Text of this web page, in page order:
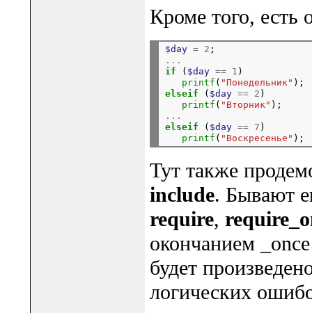
Кроме того, есть
$day = 2
...
if ( $day == 1 )
printf ( "Понедельник"
elseif ( $day == 2 )
printf ( "Вторник"
...
elseif ( $day == 7 )
printf ( "Воскресенье"
Тут также
include. Бывают
require,
окончанием
будет
логических